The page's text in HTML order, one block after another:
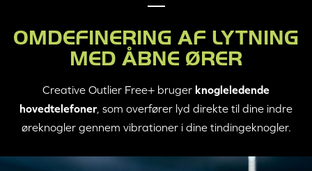
OMDEFINERING AF LYTNING
MED ÅBNE ØRER
Creative Outlier Free+ bruger knogleledende
hovedtelefoner, som overfører lyd direkte til dine indre
øreknogler gennem vibrationer i dine tindingeknogler.